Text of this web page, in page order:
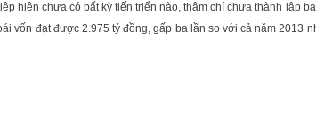
hiện chưa có bất kỳ tiến triển nào, thậm chí chưa thành lập
vốn đạt được 2.975 tỷ đồng, gấp ba lần so với cả năm 2013